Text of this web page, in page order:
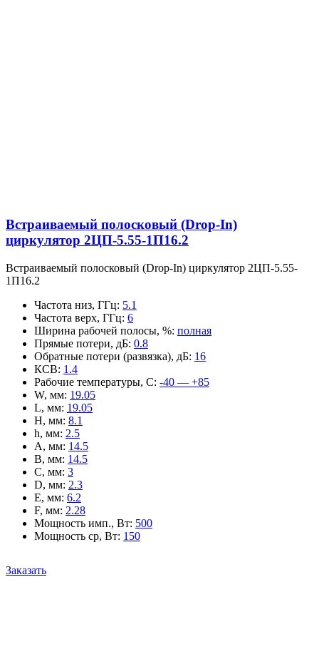
Встраиваемый полосковый (Drop-In)
циркулятор 2ЦП-5.55-1П16.2
Встраиваемый полосковый (Drop-In) циркулятор 2ЦП-5.55-
1П16.2
Частота низ, ГГц: 5.1
Частота верх, ГГц: 6
Ширина рабочей полосы, %: полная
Прямые потери, дБ: 0.8
Обратные потери (развязка), дБ: 16
КСВ: 1.4
Рабочие температуры, С: -40 — +85
W, мм: 19.05
L, мм: 19.05
H, мм: 8.1
h, мм: 2.5
A, мм: 14.5
B, мм: 14.5
C, мм: 3
D, мм: 2.3
E, мм: 6.2
F, мм: 2.28
Мощность имп., Вт: 500
Мощность ср, Вт: 150
Заказать